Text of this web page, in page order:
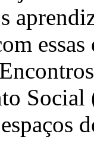
Social